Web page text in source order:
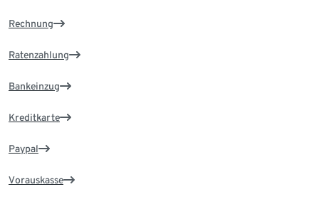
Rechnung
Ratenzahlung
Bankeinzug
Kreditkarte
Paypal
Vorauskasse